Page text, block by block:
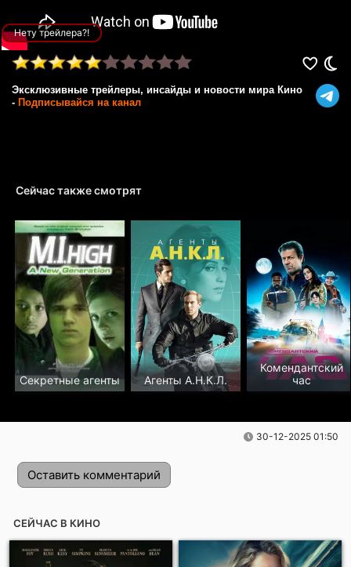
Нету трейлера?!
Эксклюзивные трейлеры, инсайды и новости мира Кино
- Подписывайся на канал
Сейчас также смотрят
Секретные агенты Агенты А.Н.К.Л.
Комендантский
час
30-12-2025 01:50
Оставить комментарий
СЕЙЧАС В КИНО